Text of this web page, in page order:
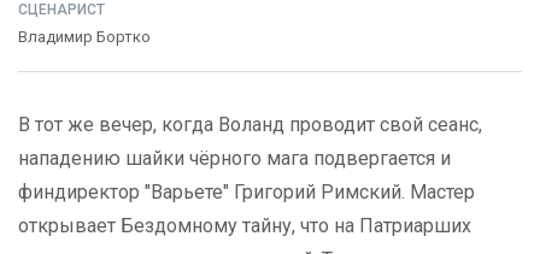
СЦЕНАРИСТ
Владимир Бортко
В тот же вечер, когда Воланд проводит свой сеанс,
нападению шайки чёрного мага подвергается и
финдиректор "Варьете" Григорий Римский. Мастер
открывает Бездомному тайну, что на Патриарших